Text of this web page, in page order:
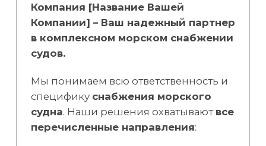
Компания [Название Вашей
Компании] – Ваш надежный партнер
в комплексном морском снабжении
судов.
Мы понимаем всю ответственность и
специфику снабжения морского
судна. Наши решения охватывают все
перечисленные направления: